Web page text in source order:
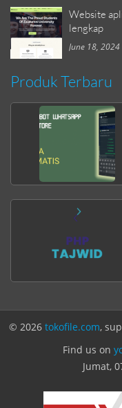
Website
lengkap
June 18, 2024
Produk Terbaru
© 2026 tokofile.com,
Find us on
Jumat,